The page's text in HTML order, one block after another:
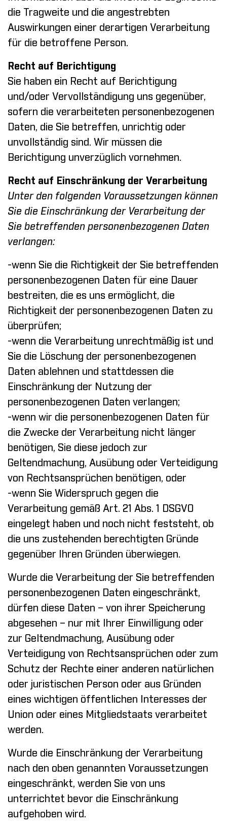
die Tragweite und die angestrebten
Auswirkungen einer derartigen Verarbeitung
für die betroffene Person.
Recht auf Berichtigung
Sie haben ein Recht auf Berichtigung
und/oder Vervollständigung uns gegenüber,
sofern die verarbeiteten personenbezogenen
Daten, die Sie betreffen, unrichtig oder
unvollständig sind. Wir müssen die
Berichtigung unverzüglich vornehmen.
Recht auf Einschränkung der Verarbeitung
Unter den folgenden Voraussetzungen können
Sie die Einschränkung der Verarbeitung der
Sie betreffenden personenbezogenen Daten
verlangen:
-wenn Sie die Richtigkeit der Sie betreffenden
personenbezogenen Daten für eine Dauer
bestreiten, die es uns ermöglicht, die
Richtigkeit der personenbezogenen Daten zu
überprüfen;
-wenn die Verarbeitung unrechtmäßig ist und
Sie die Löschung der personenbezogenen
Daten ablehnen und stattdessen die
Einschränkung der Nutzung der
personenbezogenen Daten verlangen;
-wenn wir die personenbezogenen Daten für
die Zwecke der Verarbeitung nicht länger
benötigen, Sie diese jedoch zur
Geltendmachung, Ausübung oder Verteidigung
von Rechtsansprüchen benötigen, oder
-wenn Sie Widerspruch gegen die
Verarbeitung gemäß Art. 21 Abs. 1 DSGVO
eingelegt haben und noch nicht feststeht, ob
die uns zustehenden berechtigten Gründe
gegenüber Ihren Gründen überwiegen.
Wurde die Verarbeitung der Sie betreffenden
personenbezogenen Daten eingeschränkt,
dürfen diese Daten – von ihrer Speicherung
abgesehen – nur mit Ihrer Einwilligung oder
zur Geltendmachung, Ausübung oder
Verteidigung von Rechtsansprüchen oder zum
Schutz der Rechte einer anderen natürlichen
oder juristischen Person oder aus Gründen
eines wichtigen öffentlichen Interesses der
Union oder eines Mitgliedstaats verarbeitet
werden.
Wurde die Einschränkung der Verarbeitung
nach den oben genannten Voraussetzungen
eingeschränkt, werden Sie von uns
unterrichtet bevor die Einschränkung
aufgehoben wird.